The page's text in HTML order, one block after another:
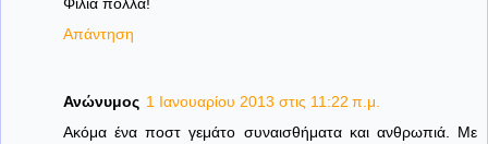
Απάντηση
Ανώνυμος 1 Ιανουαρίου 2013 στις 11:22 π.μ.
Ακόμα ένα ποστ γεμάτο συναισθήματα και ανθρωπιά. Με